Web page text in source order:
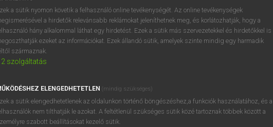
BELÉPÉS
regisztrálok ésbelépek.
REGISZTRÁCIÓ
a sütik nyomon követik a felhasználó online tevékenységét. Az online tevékenységek
a hirdetők relevánsabb reklámokat jeleníthetnek meg, és korlátozhatják, hogy a
hány alkalommal láthat egy hirdetést. Ezek a sütik más szervezetekkel és hirdetőkkel is
ezeket az információkat. Ezek állandó sütik, amelyek szinte mindig egy harmadik
származnak.
2 szolgáltatás
ELENGEDHETETLEN (mindig szükséges)
a sütik elengedhetetlenek az oldalunkon történő böngészéshez,a funkciók használatához, és a
nem tilthatják le azokat. A feltétlenül szükséges sütik közé tartoznak többek között a
szabott beállításokat kezelő sütik.